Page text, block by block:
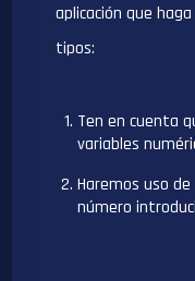
aplicación que
tipos:
Ten en cuenta
variables
Haremos uso
número